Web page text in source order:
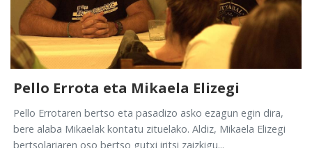
Pello Errota eta Mikaela Elizegi
Pello Errotaren bertso eta pasadizo asko ezagun egin dira,
bere alaba Mikaelak kontatu zituelako. Aldiz, Mikaela Elizegi
bertsolariaren oso bertso gutxi iritsi zaizkigu...